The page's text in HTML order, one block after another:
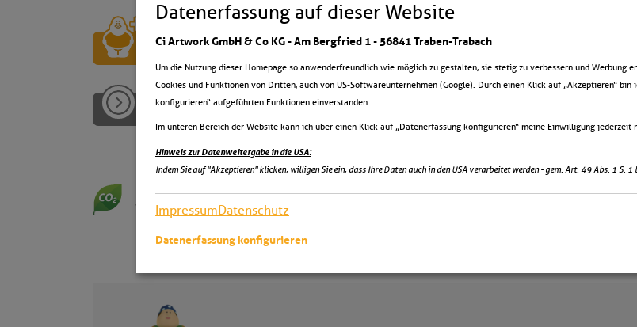
auf die merkliste
anfrageformular
Weitere Informationen
Datenerfassung auf dieser Website
Ci Artwork GmbH & Co KG - Am Bergfried 1 - 56841 Traben-Trabach
Um die Nutzung dieser Homepage so anwenderfreundlich wie möglich zu gestalten, sie stetig zu verbessern und Werbung
Cookies und Funktionen von Dritten, auch von US-Softwareunternehmen (Google). Durch einen Klick auf „Akzeptieren“
konfigurieren“ aufgeführten Funktionen einverstanden.
Im unteren Bereich der Website kann ich über einen Klick auf „Datenerfassung konfigurieren“ meine Einwilligung
Hinweis zur Datenweitergabe in die USA:
Indem Sie auf "Akzeptieren" klicken, willigen Sie ein, dass Ihre Daten auch in den USA verarbeitet werden - gem. Art. 49 Abs. 1 S. 1
Impressum Datenschutz
Datenerfassung konfigurieren